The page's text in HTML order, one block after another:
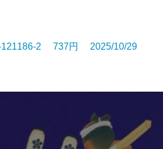
121186-2 737円 2025/10/29